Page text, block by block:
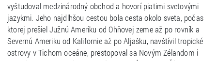
vyštudoval medzinárodný obchod a hovorí piatimi svetovými
jazykmi. Jeho najdlhšou cestou bola cesta okolo sveta, počas
ktorej prešiel Južnú Ameriku od Ohňovej zeme až po rovník a
Severnú Ameriku od Kalifornie až po Aljašku, navštívil tropické
ostrovy v Tichom oceáne, prestopoval sa Novým Zélandom i